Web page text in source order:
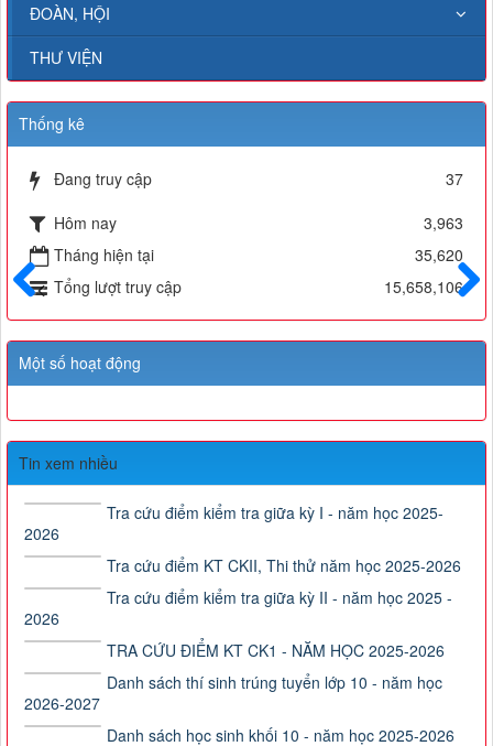
ĐOÀN, HỘI
THƯ VIỆN
Thống kê
Đang truy cập
37
Hôm nay
3,963
Tháng hiện tại
35,620
Tổng lượt truy cập
15,658,106
Một số hoạt động
Tin xem nhiều
Tra cứu điểm kiểm tra giữa kỳ I - năm học 2025-
2026
Tra cứu điểm KT CKII, Thi thử năm học 2025-2026
Tra cứu điểm kiểm tra giữa kỳ II - năm học 2025 -
2026
TRA CỨU ĐIỂM KT CK1 - NĂM HỌC 2025-2026
Danh sách thí sinh trúng tuyển lớp 10 - năm học
2026-2027
Danh sách học sinh khối 10 - năm học 2025-2026